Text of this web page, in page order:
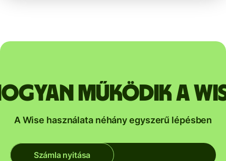
működik a
A Wise használata néhány egyszerű lépésben
Számla nyitása